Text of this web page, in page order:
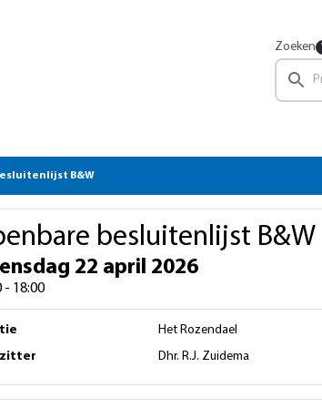
Zoeken
B&W
besluitenlijst B&W
22 april 2026
- 18:00
Het Rozendael
Dhr. R.J. Zuidema